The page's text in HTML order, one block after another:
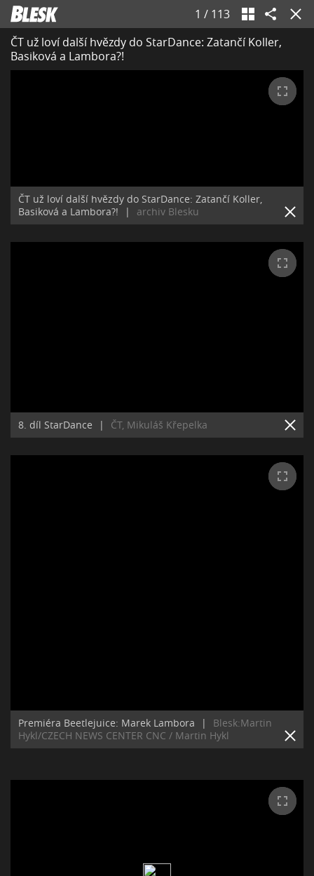
1 / 113
ČT už loví další hvězdy do StarDance: Zatančí Koller,
Basiková a Lambora?!
ČT už loví další hvězdy do StarDance: Zatančí Koller,
Basiková a Lambora?!
| archiv Blesku
8. díl StarDance | ČT, Mikuláš Křepelka
Premiéra Beetlejuice: Marek Lambora |
Blesk:Martin
Hykl/CZECH NEWS CENTER CNC / Martin Hykl